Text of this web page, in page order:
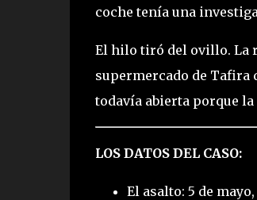
coche tenía una
El hilo tiró del ovillo. La
supermercado de Tafira
todavía abierta porque
LOS DATOS DEL CASO:
El asalto: 5 de